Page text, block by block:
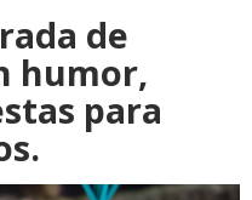
de
humor,
para